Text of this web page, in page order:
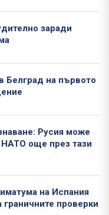
заради
Белград на първото
Русия може
НАТО още през тази
на Испания
граничните проверки